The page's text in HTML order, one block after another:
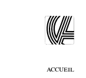
accueil